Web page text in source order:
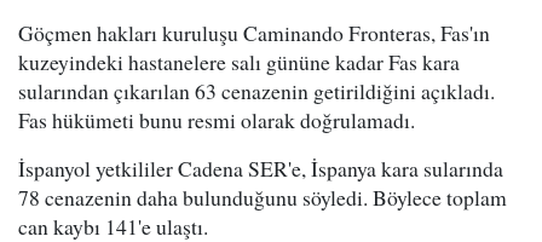
Göçmen hakları kuruluşu Caminando Fronteras, Fas'ın
kuzeyindeki hastanelere salı gününe kadar Fas kara
sularından çıkarılan 63 cenazenin getirildiğini açıkladı.
Fas hükümeti bunu resmi olarak doğrulamadı.
İspanyol yetkililer Cadena SER'e, İspanya kara sularında
78 cenazenin daha bulunduğunu söyledi. Böylece toplam
can kaybı 141'e ulaştı.